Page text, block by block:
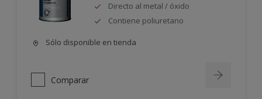
Directo al metal / óxido
Contiene poliuretano
Sólo disponible en tienda
Comparar